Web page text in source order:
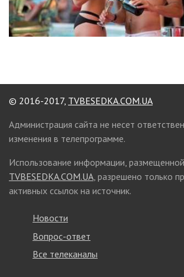
© 2016-2017, TVBESEDKA.COM.UA
Администрация сайта не несет
изменения в телепрограмме.
Использование информации,
TVBESEDKA.COM.UA, разрешено только
активных ссылок на источник.
Новости
Вопрос-ответ
Все телеканалы